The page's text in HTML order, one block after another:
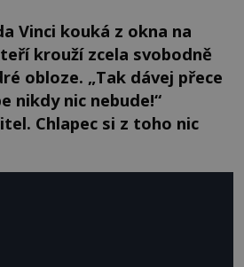
Vinci kouká z okna na
krouží zcela svobodně
obloze. „Tak dávej přece
nikdy nic nebude!“
Chlapec si z toho nic